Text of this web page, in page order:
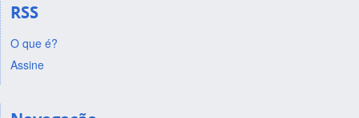
RSS
O que é?
Assine